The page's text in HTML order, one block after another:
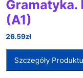
Gramatyka.
(A1)
26.59zł
Szczegóły Produktu